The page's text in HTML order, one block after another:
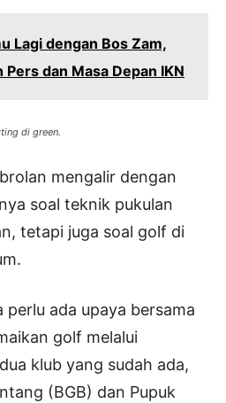
Lagi dengan Bos Zam,
Pers dan Masa Depan IKN
di green.
mengalir dengan
soal teknik pukulan
tetapi juga soal golf di
perlu ada upaya bersama
golf melalui
klub yang sudah ada,
(BGB) dan Pupuk